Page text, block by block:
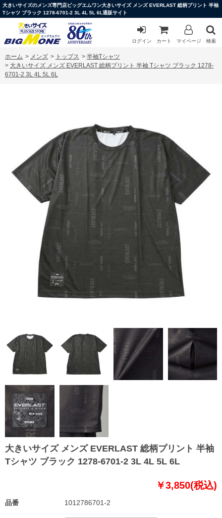
大きいサイズのメンズ専門店ビッグエムワン大きいサイズ メンズ EVERLAST 総柄プリント 半袖
Tシャツ ブラック 1278-6701-2 3L 4L 5L 6L通販サイト
ログイン カート マイページ 検索
ホーム > メンズ > トップス > 半袖Tシャツ
> 大きいサイズ メンズ EVERLAST 総柄プリント 半袖 Tシャツ ブラック 1278-
6701-2 3L 4L 5L 6L
大きいサイズ メンズ EVERLAST 総柄プリント 半袖
Tシャツ ブラック 1278-6701-2 3L 4L 5L 6L
￥3,850(税込)
品番 1012786701-2